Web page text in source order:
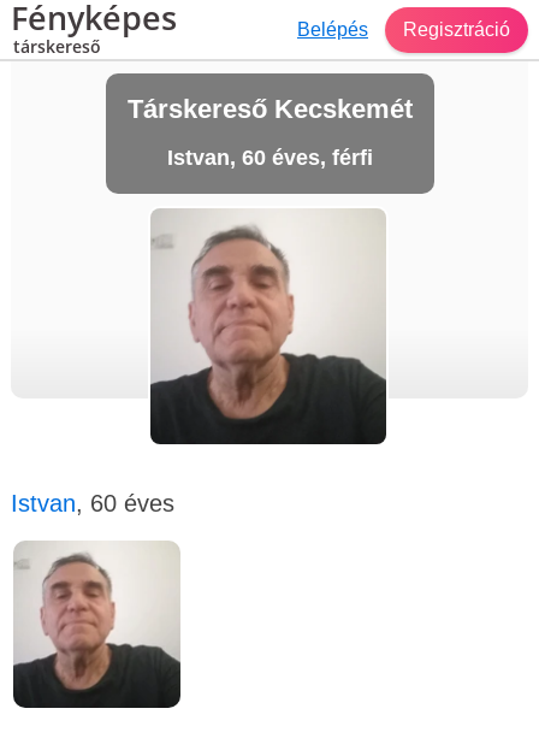
Fényképes
társkereső
Belépés Regisztráció
Társkereső Kecskemét
Istvan, 60 éves, férfi
Istvan, 60 éves